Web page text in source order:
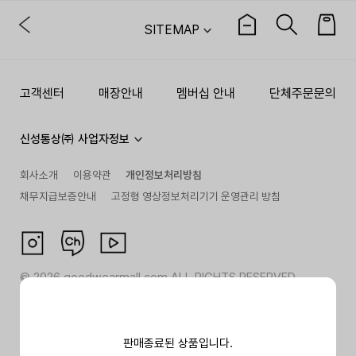
판매종료된 상품입니다.
SITEMAP
고객센터 매장안내 멤버십 안내 단체주문문의
신성통상㈜ 사업자정보
회사소개 이용약관
개인정보처리방침
채무지급보증안내
고정형 영상정보처리기기 운영관리 방침
©2026goodwearmall.com ALL RIGHTS RESERVED